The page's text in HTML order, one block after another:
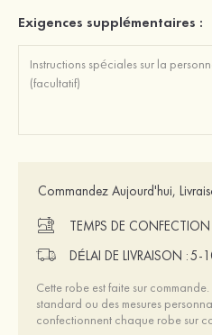
Exigences supplémentaires :
Commandez Aujourd'hui,
TEMPS DE
DÉLAI DE LIVRAISON :5-
Cette robe est faite sur
standard ou des mesures
confectionnent chaque robe sur